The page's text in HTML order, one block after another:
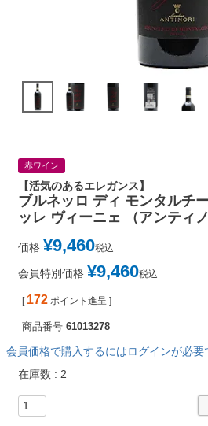
赤ワイン
【活気のあるエレガンス】
ブルネッロ ディ モンタルチ
ッレ ヴィーニェ （アンティノ
価格 ¥9,460税込
会員特別価格 ¥9,460税込
[ 172 ポイント進呈 ]
商品番号 61013278
会員価格で購入するにはログインが必要
在庫数
2